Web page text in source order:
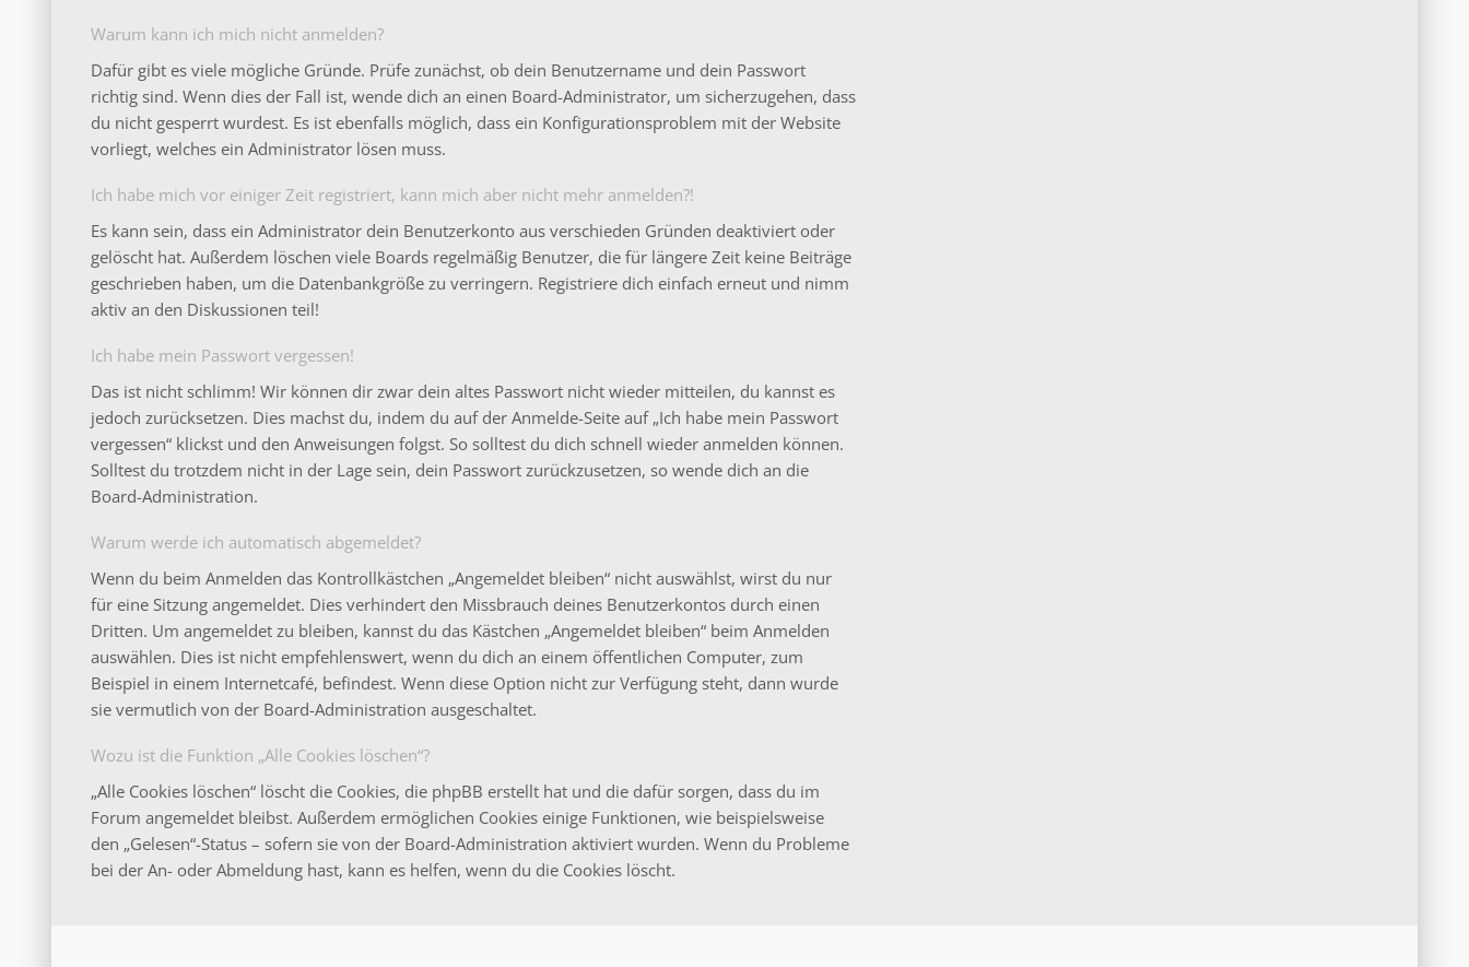
Warum kann ich mich nicht anmelden?
Dafür gibt es viele mögliche Gründe. Prüfe zunächst, ob dein Benutzername und dein Passwort
richtig sind. Wenn dies der Fall ist, wende dich an einen Board-Administrator, um sicherzugehen, dass
du nicht gesperrt wurdest. Es ist ebenfalls möglich, dass ein Konfigurationsproblem mit der Website
vorliegt, welches ein Administrator lösen muss.
Ich habe mich vor einiger Zeit registriert, kann mich aber nicht mehr anmelden?!
Es kann sein, dass ein Administrator dein Benutzerkonto aus verschieden Gründen deaktiviert oder
gelöscht hat. Außerdem löschen viele Boards regelmäßig Benutzer, die für längere Zeit keine Beiträge
geschrieben haben, um die Datenbankgröße zu verringern. Registriere dich einfach erneut und nimm
aktiv an den Diskussionen teil!
Ich habe mein Passwort vergessen!
Das ist nicht schlimm! Wir können dir zwar dein altes Passwort nicht wieder mitteilen, du kannst es
jedoch zurücksetzen. Dies machst du, indem du auf der Anmelde-Seite auf „Ich habe mein Passwort
vergessen“ klickst und den Anweisungen folgst. So solltest du dich schnell wieder anmelden können.
Solltest du trotzdem nicht in der Lage sein, dein Passwort zurückzusetzen, so wende dich an die
Board-Administration.
Warum werde ich automatisch abgemeldet?
Wenn du beim Anmelden das Kontrollkästchen „Angemeldet bleiben“ nicht auswählst, wirst du nur
für eine Sitzung angemeldet. Dies verhindert den Missbrauch deines Benutzerkontos durch einen
Dritten. Um angemeldet zu bleiben, kannst du das Kästchen „Angemeldet bleiben“ beim Anmelden
auswählen. Dies ist nicht empfehlenswert, wenn du dich an einem öffentlichen Computer, zum
Beispiel in einem Internetcafé, befindest. Wenn diese Option nicht zur Verfügung steht, dann wurde
sie vermutlich von der Board-Administration ausgeschaltet.
Wozu ist die Funktion „Alle Cookies löschen“?
„Alle Cookies löschen“ löscht die Cookies, die phpBB erstellt hat und die dafür sorgen, dass du im
Forum angemeldet bleibst. Außerdem ermöglichen Cookies einige Funktionen, wie beispielsweise
den „Gelesen“-Status – sofern sie von der Board-Administration aktiviert wurden. Wenn du Probleme
bei der An- oder Abmeldung hast, kann es helfen, wenn du die Cookies löscht.